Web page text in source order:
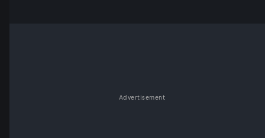
Advertisement